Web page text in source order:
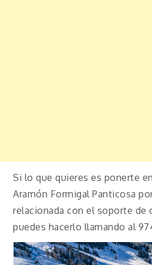
Si lo que quieres es ponerte
Aramón Formigal Panticosa
relacionada con el soporte de
puedes hacerlo llamando al